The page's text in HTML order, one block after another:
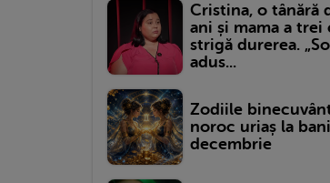
Cristina, o tânără
ani și mama a trei
strigă durerea.
adus...
Zodiile
noroc uriaș la
decembrie